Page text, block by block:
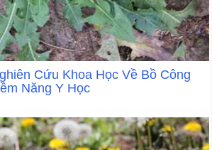
Cứu Khoa Học Về Bồ Công
Năng Y Học